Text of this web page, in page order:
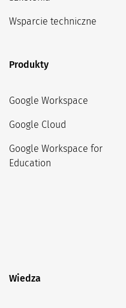
Wsparcie techniczne
Produkty
Google Workspace
Google Cloud
Google Workspace for
Education
Wiedza